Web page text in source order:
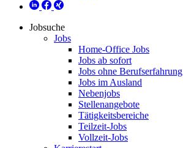
Jobsuche
Jobs
Home-Office Jobs
Jobs ab sofort
Jobs ohne Berufserfahrung
Jobs im Ausland
Nebenjobs
Stellenangebote
Tätigkeitsbereiche
Teilzeit-Jobs
Vollzeit-Jobs